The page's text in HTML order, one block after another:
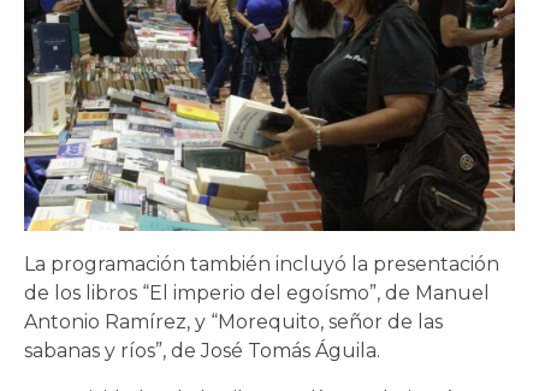
La programación también incluyó la presentación
de los libros “El imperio del egoísmo”, de Manuel
Antonio Ramírez, y “Morequito, señor de las
sabanas y ríos”, de José Tomás Águila.